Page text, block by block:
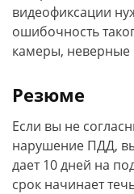
видеофиксации
ошибочность
камеры,
Резюме
Если вы не
нарушение ПДД,
дает 10 дней на
срок начинает